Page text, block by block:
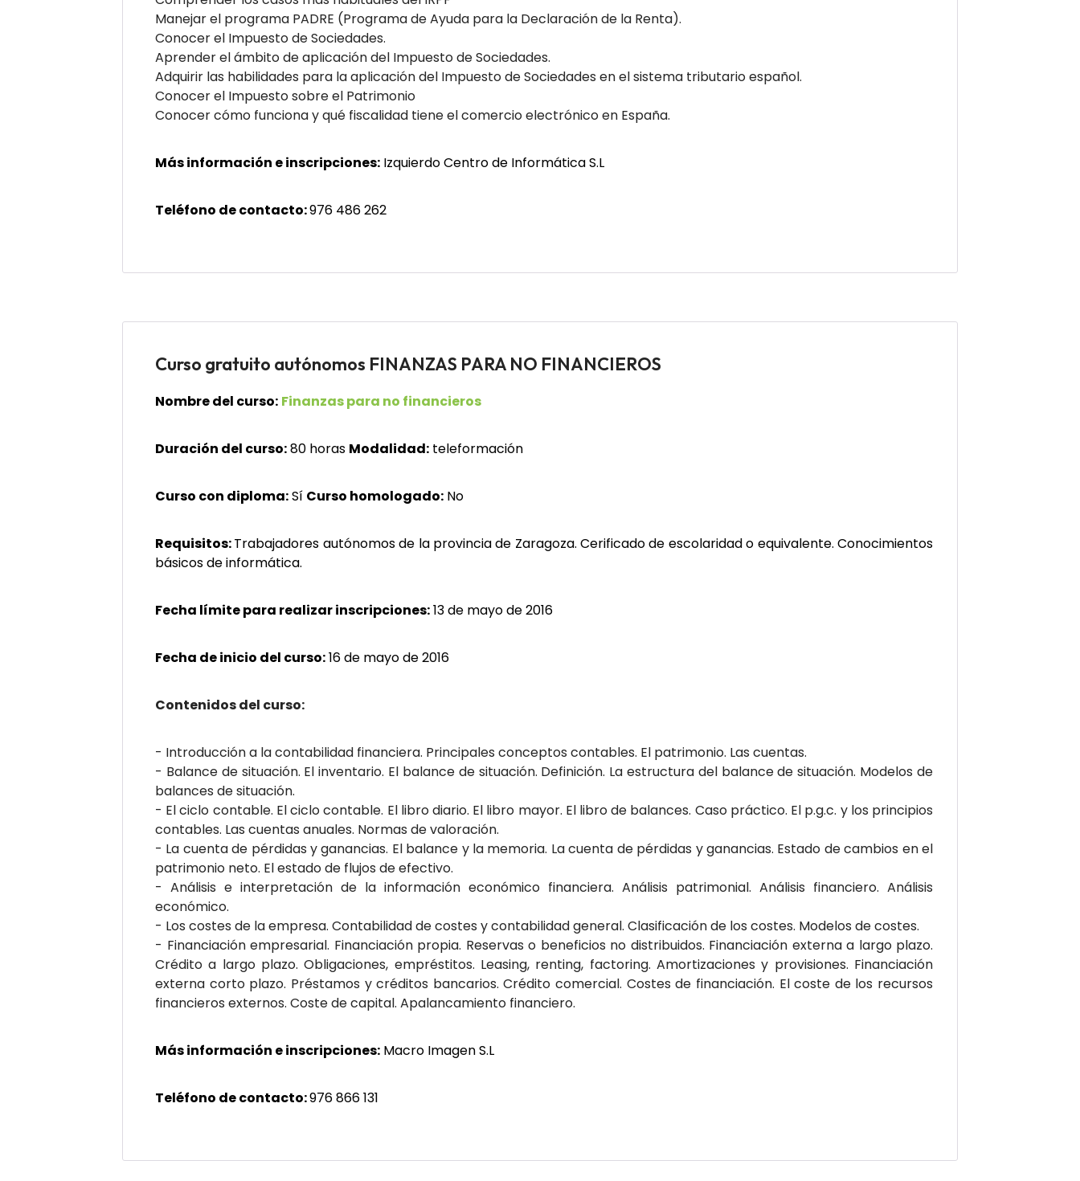
Manejar el programa PADRE (Programa de Ayuda para la Declaración de la Renta).
Conocer el Impuesto de Sociedades.
Aprender el ámbito de aplicación del Impuesto de Sociedades.
Adquirir las habilidades para la aplicación del Impuesto de Sociedades en el sistema tributario español.
Conocer el Impuesto sobre el Patrimonio
Conocer cómo funciona y qué fiscalidad tiene el comercio electrónico en España.
Más información e inscripciones: Izquierdo Centro de Informática S.L
Teléfono de contacto:976 486 262
Curso gratuito autónomos FINANZAS PARA NO FINANCIEROS
Nombre del curso: Finanzas para no financieros
Duración del curso:80 horas Modalidad: teleformación
Curso con diploma:Sí Curso homologado: No
Requisitos:Trabajadores autónomos de la provincia de Zaragoza. Cerificado de escolaridad o equivalente. Conocimientos
básicos de informática.
Fecha límite para realizar inscripciones:13 de mayo de 2016
Fecha de inicio del curso:16 de mayo de 2016
Contenidos del curso:
- Introducción a la contabilidad financiera. Principales conceptos contables. El patrimonio. Las cuentas.
- Balance de situación. El inventario. El balance de situación. Definición. La estructura del balance de situación. Modelos de
balances de situación.
- El ciclo contable. El ciclo contable. El libro diario. El libro mayor. El libro de balances. Caso práctico. El p.g.c. y los principios
contables. Las cuentas anuales. Normas de valoración.
- La cuenta de pérdidas y ganancias. El balance y la memoria. La cuenta de pérdidas y ganancias. Estado de cambios en el
patrimonio neto. El estado de flujos de efectivo.
- Análisis e interpretación de la información económico financiera. Análisis patrimonial. Análisis financiero. Análisis
económico.
- Los costes de la empresa. Contabilidad de costes y contabilidad general. Clasificación de los costes. Modelos de costes.
- Financiación empresarial. Financiación propia. Reservas o beneficios no distribuidos. Financiación externa a largo plazo.
Crédito a largo plazo. Obligaciones, empréstitos. Leasing, renting, factoring. Amortizaciones y provisiones. Financiación
externa corto plazo. Préstamos y créditos bancarios. Crédito comercial. Costes de financiación. El coste de los recursos
financieros externos. Coste de capital. Apalancamiento financiero.
Más información e inscripciones: Macro Imagen S.L
Teléfono de contacto:976 866 131